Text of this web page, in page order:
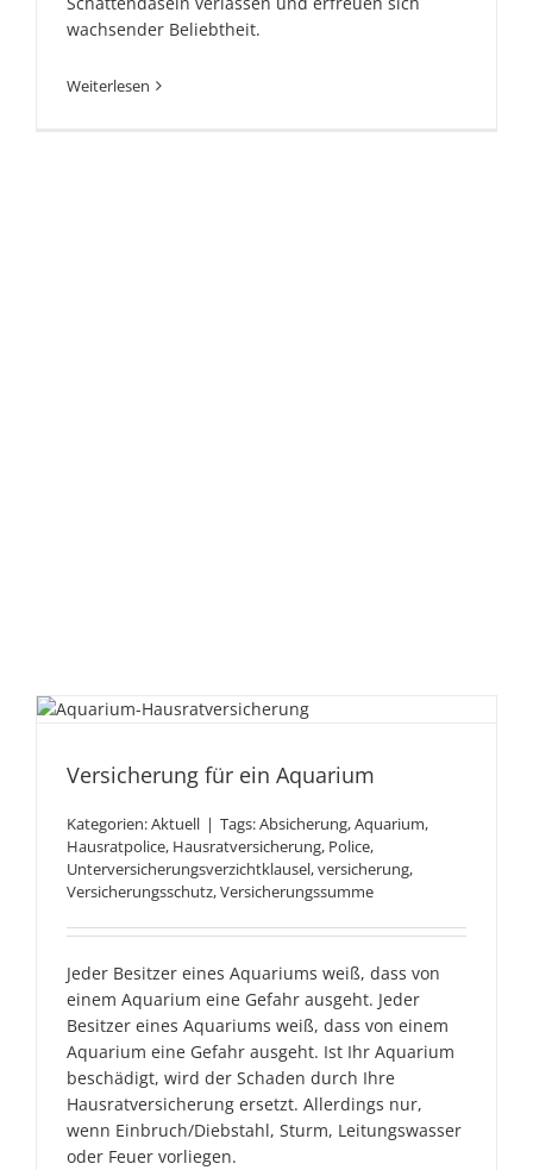
wachsender Beliebtheit.
Weiterlesen
Versicherung für ein
Aquarium
Versicherung für ein Aquarium
Kategorien:Aktuell | Tags:Absicherung,Aquarium,
Hausratpolice, Hausratversicherung, Police,
Unterversicherungsverzichtklausel,versicherung,
Versicherungsschutz,Versicherungssumme
Jeder Besitzer eines Aquariums weiß, dass von
einem Aquarium eine Gefahr ausgeht. Jeder
Besitzer eines Aquariums weiß, dass von einem
Aquarium eine Gefahr ausgeht. Ist Ihr Aquarium
beschädigt, wird der Schaden durch Ihre
Hausratversicherung ersetzt. Allerdings nur,
wenn Einbruch/Diebstahl, Sturm, Leitungswasser
oder Feuer vorliegen.